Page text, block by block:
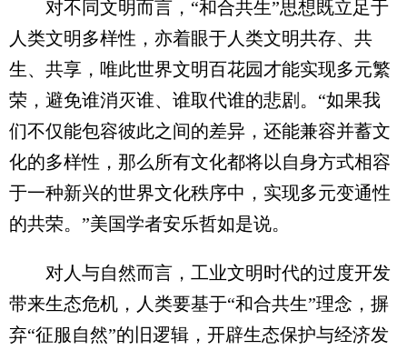
对不同文明而言，“和合共生”思想既立足于
人类文明多样性，亦着眼于人类文明共存、共
生、共享，唯此世界文明百花园才能实现多元繁
荣，避免谁消灭谁、谁取代谁的悲剧。“如果我
们不仅能包容彼此之间的差异，还能兼容并蓄文
化的多样性，那么所有文化都将以自身方式相容
于一种新兴的世界文化秩序中，实现多元变通性
的共荣。”美国学者安乐哲如是说。
对人与自然而言，工业文明时代的过度开发
带来生态危机，人类要基于“和合共生”理念，摒
弃“征服自然”的旧逻辑，开辟生态保护与经济发